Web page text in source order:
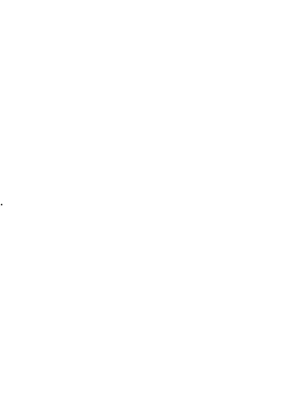
.